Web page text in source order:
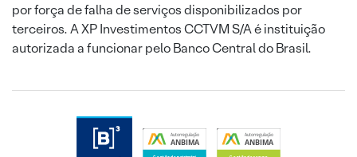
por força de falha de serviços disponibilizados por
terceiros. A XP Investimentos CCTVM S/A é instituição
autorizada a funcionar pelo Banco Central do Brasil.